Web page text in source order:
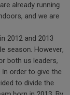
already running
and we are
2012 and 2013
season. However,
both us leaders,
order to give the
to divide the